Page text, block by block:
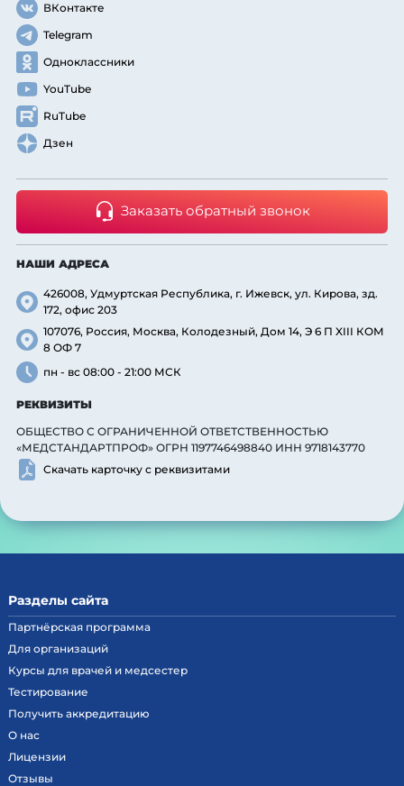
ВКонтакте
Telegram
Одноклассники
YouTube
RuTube
Дзен
Заказать обратный звонок
НАШИ АДРЕСА
426008, Удмуртская Республика, г. Ижевск, ул. Кирова, зд.
172, офис 203
107076, Россия, Москва, Колодезный, Дом 14, Э 6 П XIII КОМ
8 ОФ 7
пн - вс 08:00 - 21:00 МСК
РЕКВИЗИТЫ
ОБЩЕСТВО С ОГРАНИЧЕННОЙ ОТВЕТСТВЕННОСТЬЮ
«МЕДСТАНДАРТПРОФ» ОГРН 1197746498840 ИНН 9718143770
Скачать карточку с реквизитами
Разделы сайта
Партнёрская программа
Для организаций
Курсы для врачей и медсестер
Тестирование
Получить аккредитацию
О нас
Лицензии
Отзывы